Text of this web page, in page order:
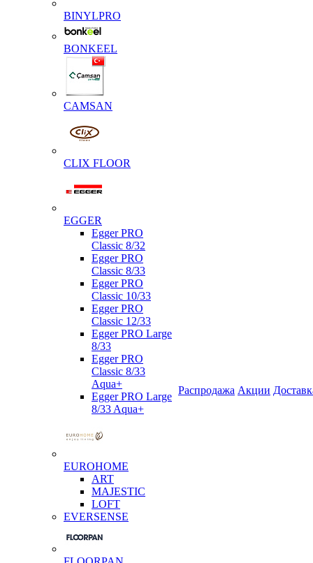
BINYLPRO
BONKEEL
CAMSAN
CLIX FLOOR
EGGER
Egger PRO
Classic 8/32
Egger PRO
Classic 8/33
Egger PRO
Classic 10/33
Egger PRO
Classic 12/33
Egger PRO Large
8/33
Egger PRO
Classic 8/33
Aqua+
Egger PRO Large
8/33 Aqua+
EUROHOME
ART
MAJESTIC
LOFT
EVERSENSE
Распродажа Акции